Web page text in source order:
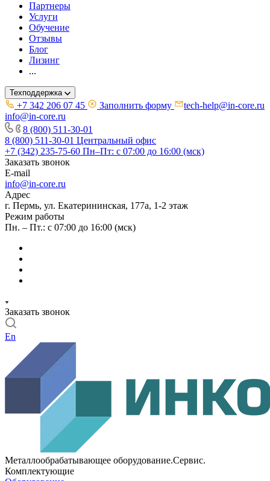
Партнеры
Услуги
Обучение
Отзывы
Блог
Лизинг
...
Техподдержка
+7 342 206 07 45 Заполнить форму
tech-help@in-core.ru
info@in-core.ru
8 (800) 511-30-01
8 (800) 511-30-01 Центральный офис
+7 (342) 235-75-60 Пн–Пт: с 07:00 до 16:00 (мск)
Заказать звонок
E-mail
info@in-core.ru
Адрес
г. Пермь, ул. ​Екатерининская, 177а, ​1-2 этаж
Режим работы
Пн. – Пт.: с 07:00 до 16:00 (мск)
Заказать звонок
En
Металлообрабатывающее оборудование.Сервис.
Комплектующие